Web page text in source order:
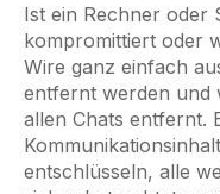
Ist ein Rechner
kompromittiert oder
Wire ganz einfach
entfernt werden und
allen Chats entfernt.
entschlüsseln, alle